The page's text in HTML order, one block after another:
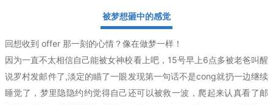
被梦想砸中的感觉
回想收到 offer 那一刻的心情？像在做梦一样！
因为一直不太相信自己能被女神校看上吧，15号早上6点多被老爸叫醒
说罗村发邮件了,淡定的瞄了一眼发现第一句话不是cong就扔一边继续
睡觉了，梦里隐隐约约觉得自己还可以被救一波，爬起来认真看了邮